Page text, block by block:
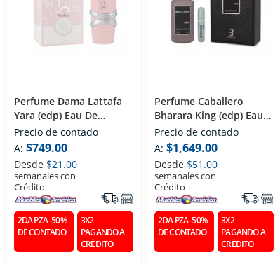
Perfume Dama Lattafa
Yara (edp) Eau De
Parfum 100 Ml
Precio de contado
A: $749.00
Desde $21.00
semanales con
Crédito
2DA PZA -50%
DE CONTADO
3X2
PAGANDO A
CRÉDITO
Perfume Caballero
Bharara King (edp) Eau
De Parfum 100 Ml
Precio de contado
A: $1,649.00
Desde $51.00
semanales con
Crédito
2DA PZA -50%
DE CONTADO
3X2
PAGANDO A
CRÉDITO